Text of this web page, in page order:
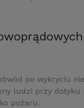
po wykryciu
ludzi przy
pożaru.